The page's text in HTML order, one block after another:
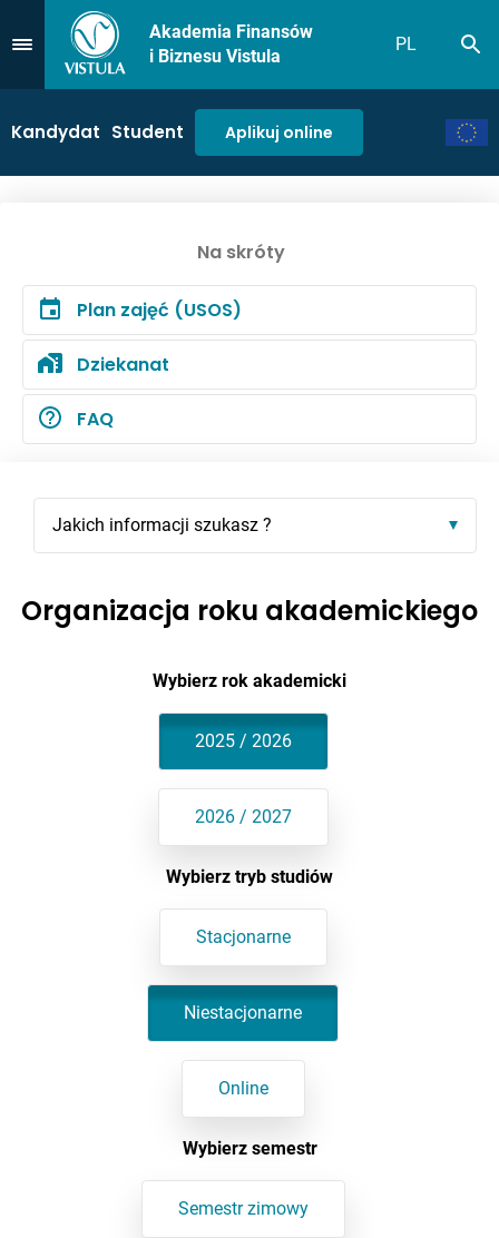
Przejdź do Menu
Akademia Finansów
i Biznesu Vistula
PL
Kandydat Student Aplikuj online
Na skróty
Plan zajęć (USOS)
Dziekanat
FAQ
Organizacja roku akademickiego
Wybierz rok akademicki
2025 / 2026
2026 / 2027
Wybierz tryb studiów
Stacjonarne
Niestacjonarne
Online
Wybierz semestr
Semestr zimowy
Jakich informacji szukasz ?